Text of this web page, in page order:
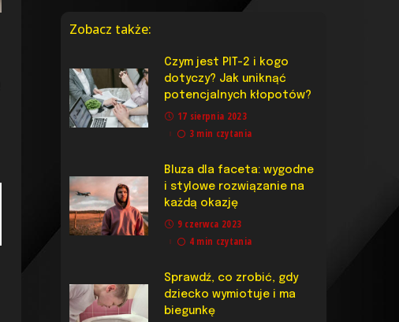
Zobacz także:
Czym jest PIT-2 i kogo
dotyczy? Jak uniknąć
potencjalnych kłopotów?
17 sierpnia 2023
3 min czytania
Bluza dla faceta: wygodne
i stylowe rozwiązanie na
każdą okazję
9 czerwca 2023
4 min czytania
Sprawdź, co zrobić, gdy
dziecko wymiotuje i ma
biegunkę